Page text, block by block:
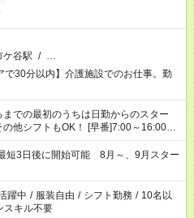
ケ谷駅 / …
で30分以内】介護施設でのお仕事。勤
での最初のうちは日勤からのスター
など ※Wワーク希望の方
する勤務時間と、もう1つのお仕事の勤
を超える場合は応募できません。
短3日後に開始可能 8月～、9月スター
躍中 / 服装自由 / シフト勤務 / 10名以
スキル不要